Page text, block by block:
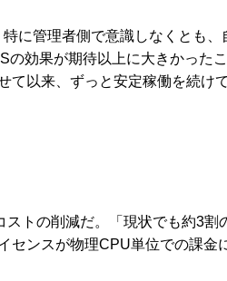
に管理者側で意識しなくとも
効果が期待以上に大きかった
以来、ずっと安定稼働を続
トの削減だ。「現状でも約3
ンスが物理CPU単位での課